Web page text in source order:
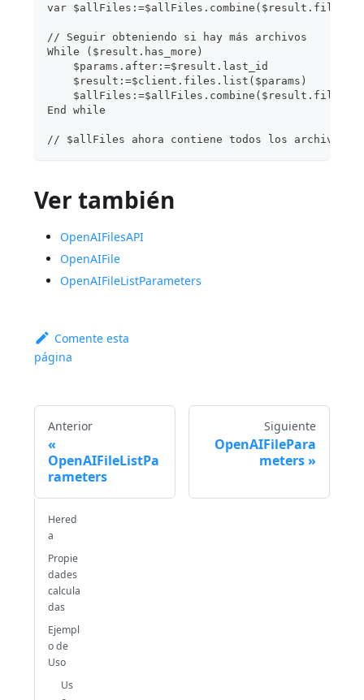
var $allFiles:=$allFiles.combine($result.files)
// Seguir obteniendo si hay más archivos
While ($result.has_more)
    $params.after:=$result.last_id
    $result:=$client.files.list($params)
    $allFiles:=$allFiles.combine($result.files)
End while
// $allFiles ahora contiene todos los archivos
Ver también
OpenAIFilesAPI
OpenAIFile
OpenAIFileListParameters
Comente esta
página
Anterior
OpenAIFileListPa
rameters
Siguiente
OpenAIFilePara
meters
Hered
a
Propie
dades
calcula
das
Ejempl
o de
Uso
Us